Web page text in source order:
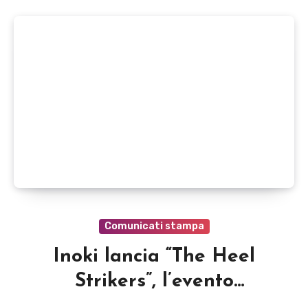
Comunicati stampa
Inoki lancia “The Heel
Strikers”, l’evento